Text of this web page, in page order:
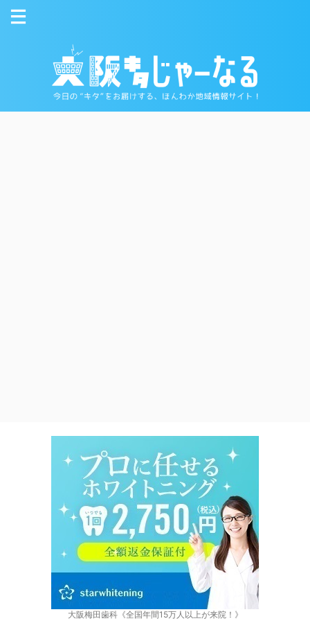
大阪梅田歯科《全国年間15万人以上が来院！》